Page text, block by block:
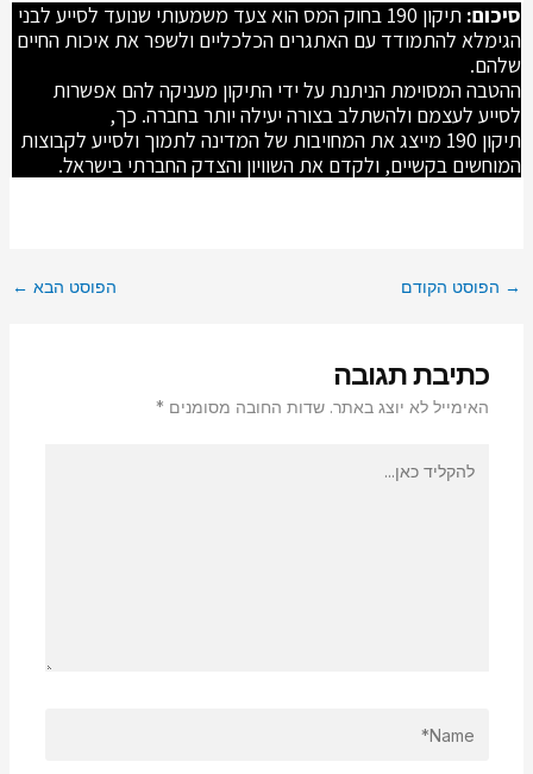
סיכום:
תיקון 190 בחוק המס הוא צעד משמעותי שנועד לסייע לבני
הגימלא להתמודד עם האתגרים הכלכליים ולשפר את איכות החיים
שלהם.
ההטבה המסוימת הניתנת על ידי התיקון מעניקה להם אפשרות
לסייע לעצמם ולהשתלב בצורה יעילה יותר בחברה. כך,
תיקון 190 מייצג את המחויבות של המדינה לתמוך ולסייע לקבוצות
המוחשים בקשיים, ולקדם את השוויון והצדק החברתי בישראל.
→ הפוסט הקודם הפוסט הבא ←
כתיבת תגובה
האימייל לא יוצג באתר. שדות החובה מסומנים *
כאן...